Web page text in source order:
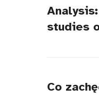
studies
Co